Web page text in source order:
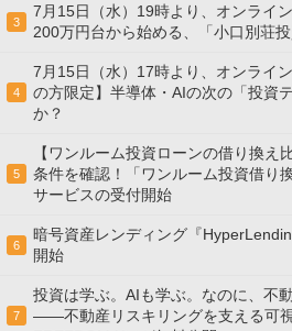
3
7月15日（水）19時より、オンライ
200万円台から始める、「小口別荘
4
7月15日（水）17時より、オンライ
の方限定】半導体・AIの次の「投資
か？
5
【ワンルーム投資ローンの借り換え
条件を確認！「ワンルーム投資借り
サービスの受付開始
6
暗号資産レンディング『
開始
7
投資は学ぶ。AIも学ぶ。なのに、不
——不動産リスキリングを支える可視